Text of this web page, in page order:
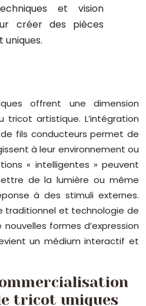
et vision
créer des pièces
offrent une dimension
artistique. L’intégration
fils conducteurs permet de
à leur environnement ou
« intelligentes » peuvent
de la lumière ou même
à des stimuli externes.
traditionnel et technologie de
formes d’expression
un médium interactif et
tricot uniques